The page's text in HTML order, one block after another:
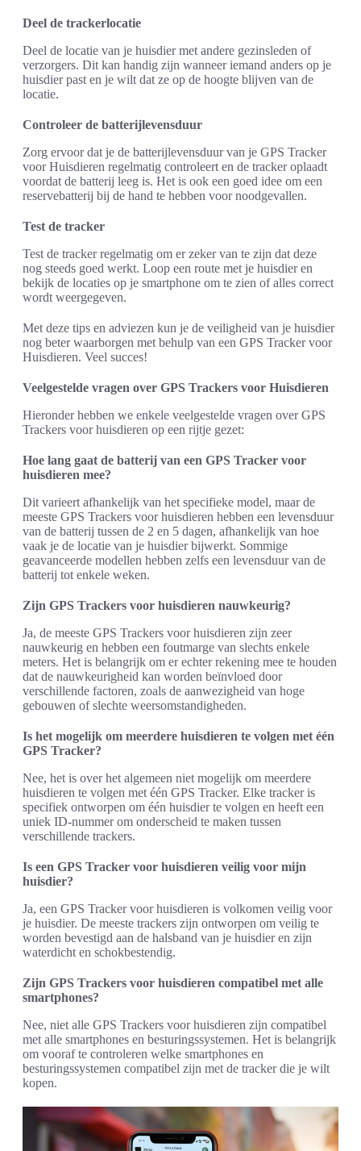
Deel de trackerlocatie
Deel de locatie van je huisdier met andere gezinsleden of
verzorgers. Dit kan handig zijn wanneer iemand anders op je
huisdier past en je wilt dat ze op de hoogte blijven van de
locatie.
Controleer de batterijlevensduur
Zorg ervoor dat je de batterijlevensduur van je GPS Tracker
voor Huisdieren regelmatig controleert en de tracker oplaadt
voordat de batterij leeg is. Het is ook een goed idee om een
reservebatterij bij de hand te hebben voor noodgevallen.
Test de tracker
Test de tracker regelmatig om er zeker van te zijn dat deze
nog steeds goed werkt. Loop een route met je huisdier en
bekijk de locaties op je smartphone om te zien of alles correct
wordt weergegeven.
Met deze tips en adviezen kun je de veiligheid van je huisdier
nog beter waarborgen met behulp van een GPS Tracker voor
Huisdieren. Veel succes!
Veelgestelde vragen over GPS Trackers voor Huisdieren
Hieronder hebben we enkele veelgestelde vragen over GPS
Trackers voor huisdieren op een rijtje gezet:
Hoe lang gaat de batterij van een GPS Tracker voor
huisdieren mee?
Dit varieert afhankelijk van het specifieke model, maar de
meeste GPS Trackers voor huisdieren hebben een levensduur
van de batterij tussen de 2 en 5 dagen, afhankelijk van hoe
vaak je de locatie van je huisdier bijwerkt. Sommige
geavanceerde modellen hebben zelfs een levensduur van de
batterij tot enkele weken.
Zijn GPS Trackers voor huisdieren nauwkeurig?
Ja, de meeste GPS Trackers voor huisdieren zijn zeer
nauwkeurig en hebben een foutmarge van slechts enkele
meters. Het is belangrijk om er echter rekening mee te houden
dat de nauwkeurigheid kan worden beïnvloed door
verschillende factoren, zoals de aanwezigheid van hoge
gebouwen of slechte weersomstandigheden.
Is het mogelijk om meerdere huisdieren te volgen met één
GPS Tracker?
Nee, het is over het algemeen niet mogelijk om meerdere
huisdieren te volgen met één GPS Tracker. Elke tracker is
specifiek ontworpen om één huisdier te volgen en heeft een
uniek ID-nummer om onderscheid te maken tussen
verschillende trackers.
Is een GPS Tracker voor huisdieren veilig voor mijn
huisdier?
Ja, een GPS Tracker voor huisdieren is volkomen veilig voor
je huisdier. De meeste trackers zijn ontworpen om veilig te
worden bevestigd aan de halsband van je huisdier en zijn
waterdicht en schokbestendig.
Zijn GPS Trackers voor huisdieren compatibel met alle
smartphones?
Nee, niet alle GPS Trackers voor huisdieren zijn compatibel
met alle smartphones en besturingssystemen. Het is belangrijk
om vooraf te controleren welke smartphones en
besturingssystemen compatibel zijn met de tracker die je wilt
kopen.